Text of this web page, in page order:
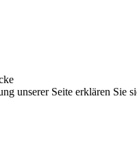
unserer Seite erklären Sie